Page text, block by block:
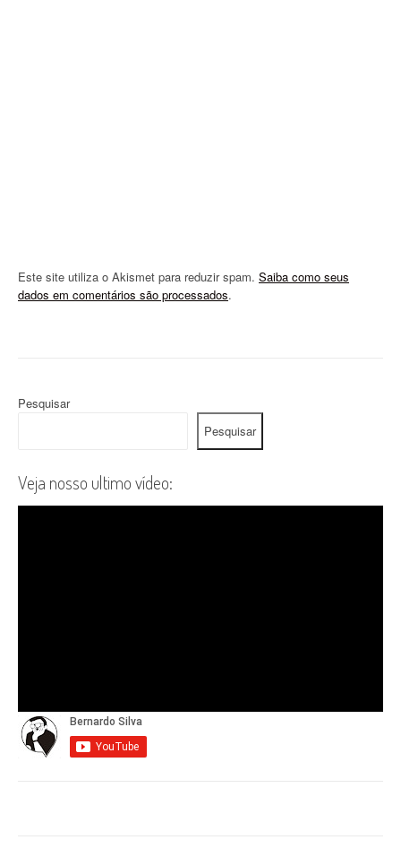
Este site utiliza o Akismet para reduzir spam. Saiba como seus
dados em comentários são processados.
Pesquisar
Pesquisar
Veja nosso ultimo vídeo: